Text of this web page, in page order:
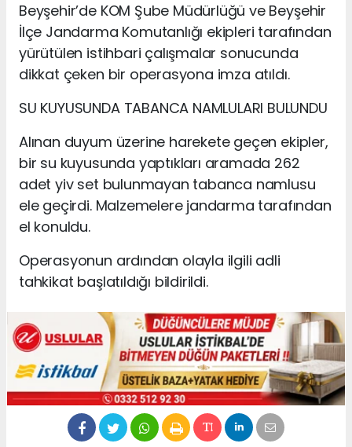
Beyşehir’de KOM Şube Müdürlüğü ve Beyşehir
İlçe Jandarma Komutanlığı ekipleri tarafından
yürütülen istihbari çalışmalar sonucunda
dikkat çeken bir operasyona imza atıldı.
SU KUYUSUNDA TABANCA NAMLULARI BULUNDU
Alınan duyum üzerine harekete geçen ekipler,
bir su kuyusunda yaptıkları aramada 262
adet yiv set bulunmayan tabanca namlusu
ele geçirdi. Malzemelere jandarma tarafından
el konuldu.
Operasyonun ardından olayla ilgili adli
tahkikat başlatıldığı bildirildi.